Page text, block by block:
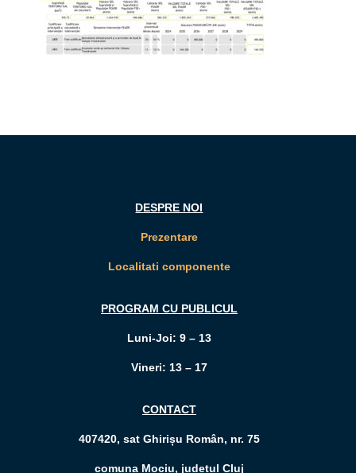
DESPRE NOI
Prezentare
Localitati componente
PROGRAM CU PUBLICUL
Luni-Joi: 9 – 13
Vineri: 13 – 17
CONTACT
407420, sat Ghirișu Român, nr. 75
comuna Mociu, județul Cluj